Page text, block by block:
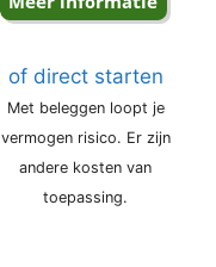
of direct starten
Met beleggen loopt je
vermogen risico. Er zijn
andere kosten van
toepassing.